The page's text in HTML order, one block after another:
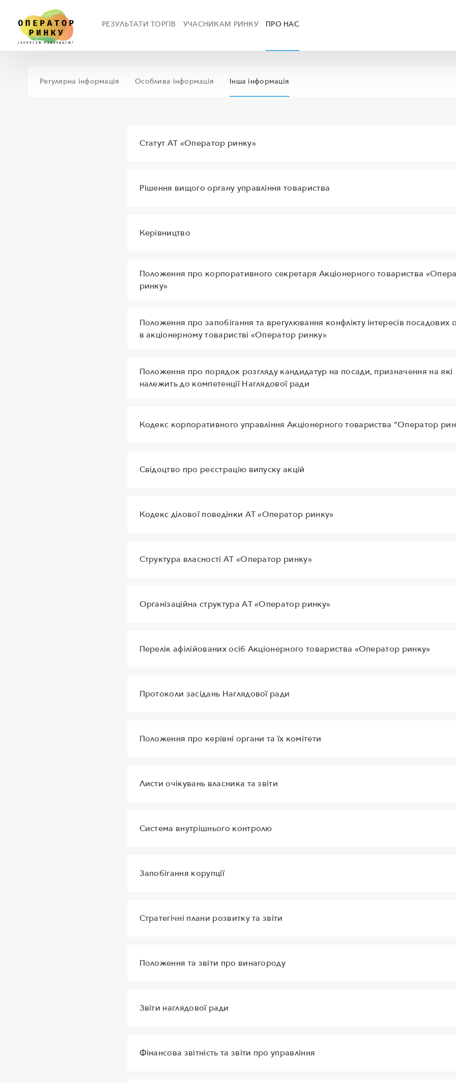
РЕЗУЛЬТАТИ ТОРГІВ УЧАСНИКАМ РИНКУ ПРО НАС
Регулярна інформація Особлива інформація Інша інформація
Статут АТ «Оператор ринку»
Рішення вищого органу управління товариства
Керівництво
Положення про корпоративного секретаря Акціонерного товариства
ринку»
Положення про запобігання та врегулювання конфлікту інтересів посадових
в акціонерному товаристві «Оператор ринку»
Положення про порядок розгляду кандидатур на посади, призначення на які
належить до компетенції Наглядової ради
Кодекс корпоративного управління Акціонерного товариства "Оператор
Свідоцтво про реєстрацію випуску акцій
Кодекс ділової поведінки АТ «Оператор ринку»
Структура власності АТ «Оператор ринку»
Організаційна структура АТ «Оператор ринку»
Перелік афілійованих осіб Акціонерного товариства «Оператор ринку»
Протоколи засідань Наглядової ради
Положення про керівні органи та їх комітети
Листи очікувань власника та звіти
Система внутрішнього контролю
Запобігання корупції
Стратегічні плани розвитку та звіти
Положення та звіти про винагороду
Звіти наглядової ради
Фінансова звітність та звіти про управління